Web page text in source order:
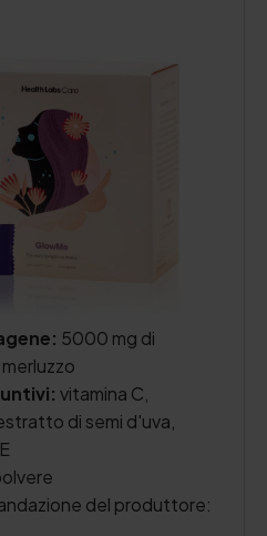
5000 mg di
vitamina C,
di semi d'uva,
del produttore: